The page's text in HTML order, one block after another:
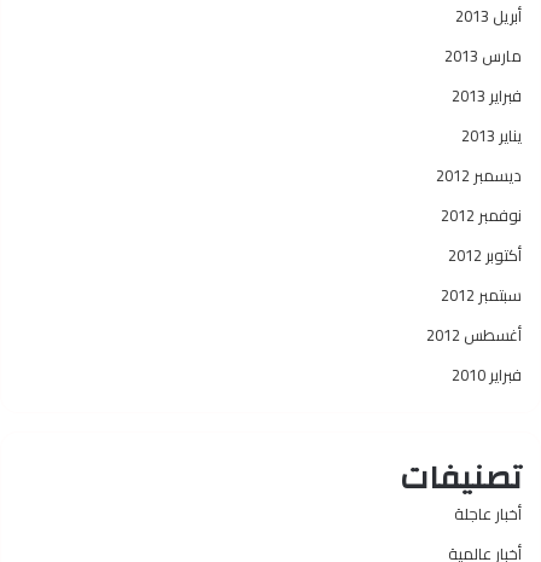
أبريل 2013
مارس 2013
فبراير 2013
يناير 2013
ديسمبر 2012
نوفمبر 2012
أكتوبر 2012
سبتمبر 2012
أغسطس 2012
فبراير 2010
تصنيفات
أخبار عاجلة
أخبار عالمية